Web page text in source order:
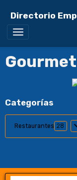
Directorio
Gourmet
Categorías
Restaurantes 28